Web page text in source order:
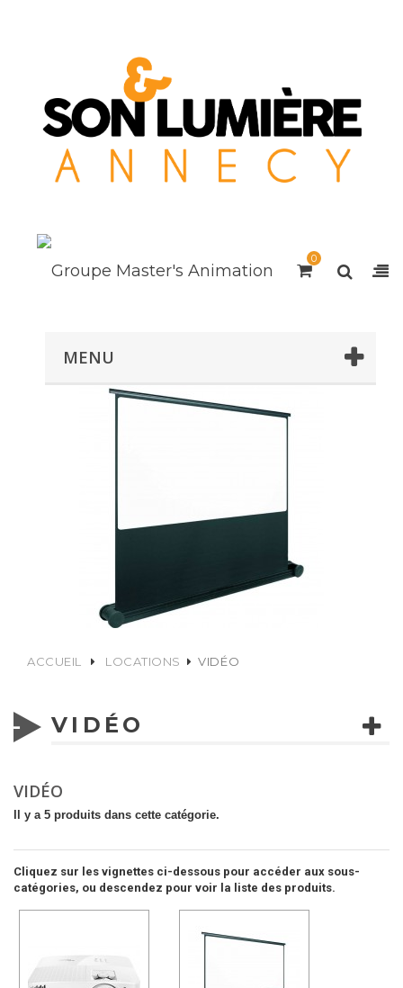
0
MENU
ACCUEIL LOCATIONS VIDÉO
VIDÉO
VIDÉO
Il y a 5 produits dans cette catégorie.
Cliquez sur les vignettes ci-dessous pour accéder aux sous-
catégories, ou descendez pour voir la liste des produits.